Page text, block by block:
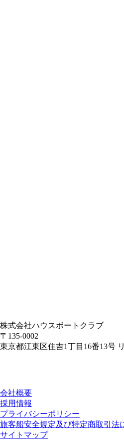
株式会社ハウスボートクラブ
〒135-0002
東京都江東区住吉1丁目16番13号
会社概要
採用情報
プライバシーポリシー
旅客船安全規定及び特定商取引法
サイトマップ